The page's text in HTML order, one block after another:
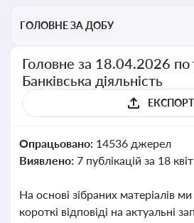
ГОЛОВНЕ ЗА ДОБУ
Головне за 18.04.2026 по
Банківська діяльність
ЕКСПОРТ
Опрацьовано: 14536 джерел
Виявлено: 7 публікацій за 18
На основі зібраних матеріалів
короткі відповіді на актуальні